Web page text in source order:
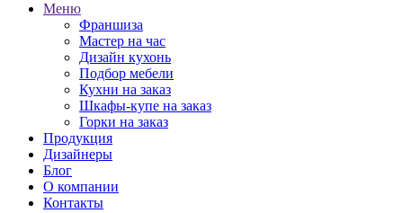
Меню
Франшиза
Мастер на час
Дизайн кухонь
Подбор мебели
Кухни на заказ
Шкафы-купе на заказ
Горки на заказ
Продукция
Дизайнеры
Блог
О компании
Контакты